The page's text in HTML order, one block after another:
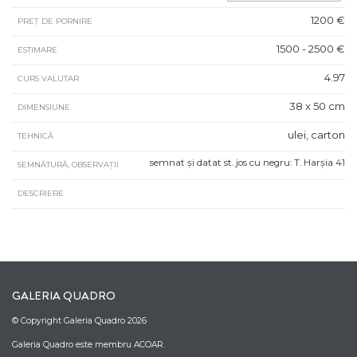
PREȚ DE PORNIRE 1200 €
ESTIMARE 1500 - 2500 €
CURS VALUTAR 4.97
DIMENSIUNE 38 x 50 cm
TEHNICĂ ulei, carton
SEMNĂTURĂ, OBSERVAȚII semnat și datat st. jos cu negru: T. Harșia 41
DESCRIERE
GALERIA QUADRO
© Copyright Galeria Quadro 2026
Galeria Quadro este membru ACOAR.